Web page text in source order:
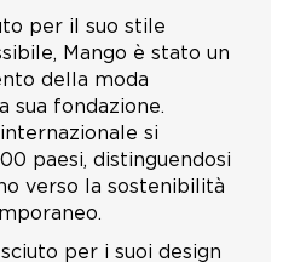
per il suo stile
Mango è stato un
della moda
sua fondazione.
si
paesi, distinguendosi
verso la sostenibilità
per i suoi design